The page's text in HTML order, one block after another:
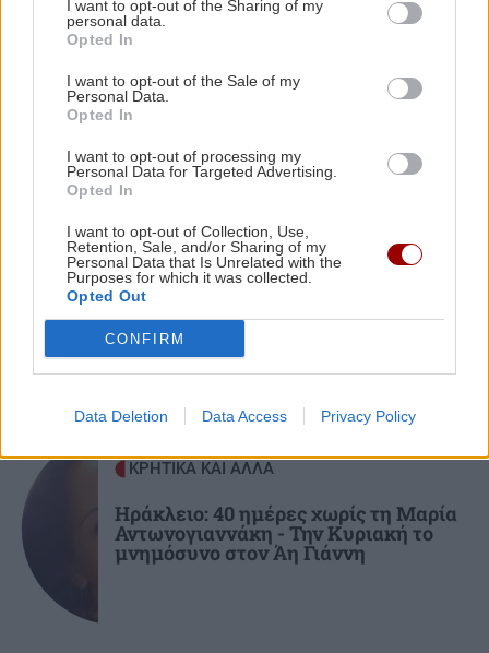
I want to opt-out of the Sharing of my
personal data.
Opted In
I want to opt-out of the Sale of my
Personal Data.
Opted In
I want to opt-out of processing my
Personal Data for Targeted Advertising.
Opted In
I want to opt-out of Collection, Use,
Retention, Sale, and/or Sharing of my
Personal Data that Is Unrelated with the
Purposes for which it was collected.
Opted Out
CONFIRM
Data Deletion Data Access Privacy Policy
Δήμος Αγ.Νικολάου: 2ο Φεστιβάλ Κρηνών στις
Βρύσες
14:44
ΟΙΚΟΝΟΜΙΑ
Ο «χάρτης» των πληρωμών από e-ΕΦΚΑ, ΔΥΠΑ
για την περίοδο 10 έως 14 Αυγούστου
ΕΛΛΑΔΑ
Mega fire στην Αττικοβοιωτία: «Κατάπινε»
2.800 στρέμματα την ώρα
ΠΟΛΙΤΙΚΗ
η αναφορά του στις πυρκαγιές του
Ρεθύμνου
ΑΘΛΗΤΙΚΑ
ΟΦΗ: Έφυγαν 7.000 εισιτήρια για το
Super Cup με την ΑΕΚ
ΚΡΗΤΙΚΑ ΚΑΙ ΑΛΛΑ
Ηράκλειο: 40 ημέρες χωρίς τη Μαρία
Αντωνογιαννάκη - Την Κυριακή το
μνημόσυνο στον Άη Γιάννη